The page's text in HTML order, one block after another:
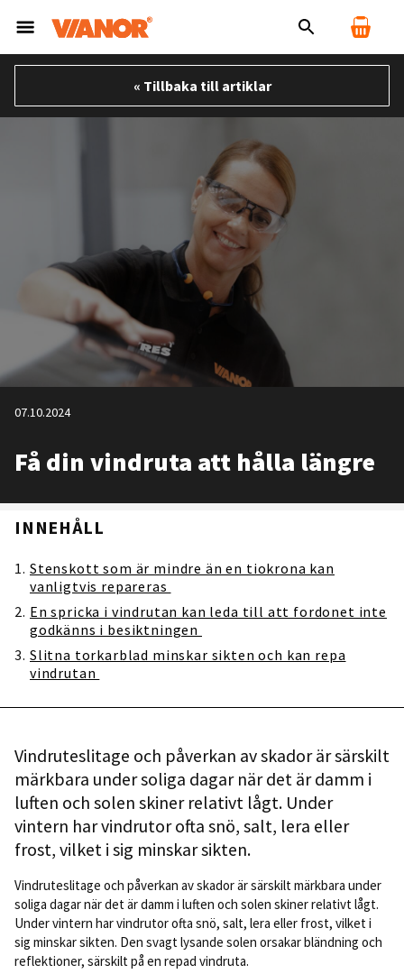
« Tillbaka till artiklar
07.10.2024
Få din vindruta att hålla längre
INNEHÅLL
Stenskott som är mindre än en tiokrona kan
vanligtvis repareras
En spricka i vindrutan kan leda till att fordonet inte
godkänns i besiktningen
Slitna torkarblad minskar sikten och kan repa
vindrutan
Vindruteslitage och påverkan av skador är särskilt
märkbara under soliga dagar när det är damm i
luften och solen skiner relativt lågt. Under
vintern har vindrutor ofta snö, salt, lera eller
frost, vilket i sig minskar sikten.
Vindruteslitage och påverkan av skador är särskilt märkbara under
soliga dagar när det är damm i luften och solen skiner relativt lågt.
Under vintern har vindrutor ofta snö, salt, lera eller frost, vilket i
sig minskar sikten. Den svagt lysande solen orsakar bländning och
reflektioner, särskilt på en repad vindruta.